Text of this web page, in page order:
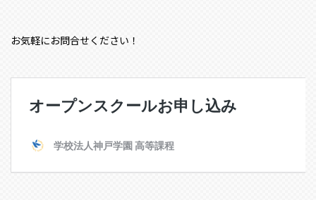
お気軽にお問合せください！